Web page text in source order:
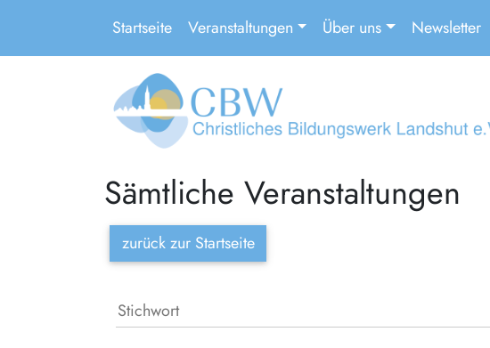
Startseite Veranstaltungen Über uns Newsletter
Sämtliche Veranstaltungen
zurück zur Startseite